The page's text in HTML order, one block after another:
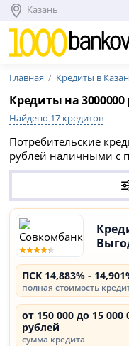
Казань
Главная Кредиты в
Кредиты на 3000000
Найдено 17 кредитов
Потребительские
рублей наличными с
14,901%. Сравните
выберите выгодный
заполните онлайн
кредитной
ПСК 14,883% -
полная стоимость
от 150 000 до 15 000
рублей
сумма кредита